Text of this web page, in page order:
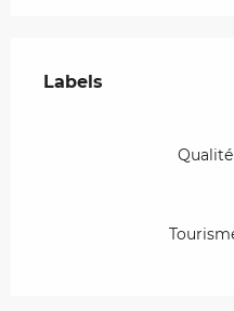
Labels
Labels